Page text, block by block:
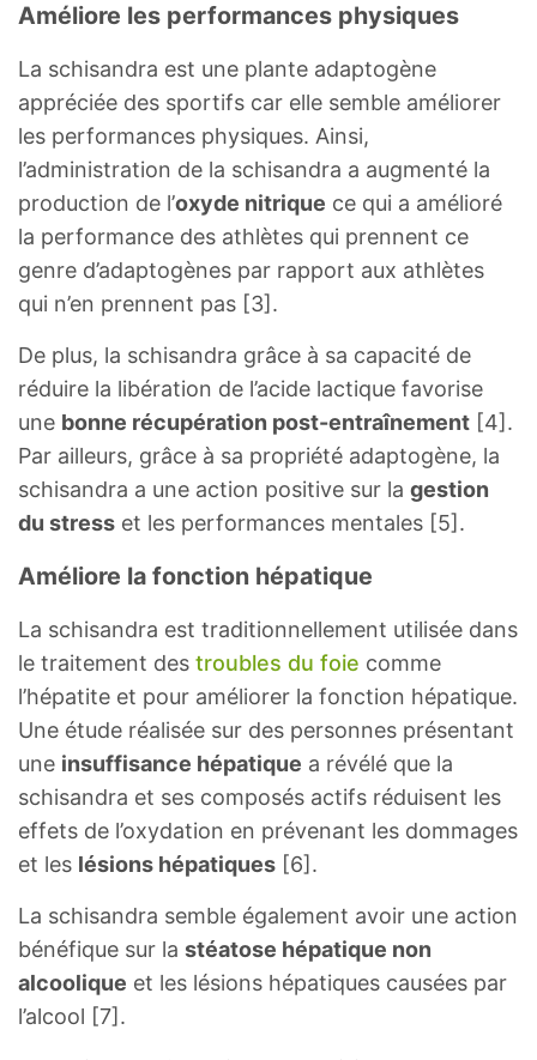
Améliore les performances physiques
La schisandra est une plante adaptogène
appréciée des sportifs car elle semble améliorer
les performances physiques. Ainsi,
l’administration de la schisandra a augmenté la
production de l’oxyde nitrique ce qui a amélioré
la performance des athlètes qui prennent ce
genre d’adaptogènes par rapport aux athlètes
qui n’en prennent pas [3].
De plus, la schisandra grâce à sa capacité de
réduire la libération de l’acide lactique favorise
une bonne récupération post-entraînement [4].
Par ailleurs, grâce à sa propriété adaptogène, la
schisandra a une action positive sur la gestion
du stress et les performances mentales [5].
Améliore la fonction hépatique
La schisandra est traditionnellement utilisée dans
le traitement des troubles du foie comme
l’hépatite et pour améliorer la fonction hépatique.
Une étude réalisée sur des personnes présentant
une insuffisance hépatique a révélé que la
schisandra et ses composés actifs réduisent les
effets de l’oxydation en prévenant les dommages
et les lésions hépatiques [6].
La schisandra semble également avoir une action
bénéfique sur la stéatose hépatique non
alcoolique et les lésions hépatiques causées par
l’alcool [7].